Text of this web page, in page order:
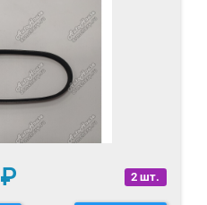
2 шт.
₽